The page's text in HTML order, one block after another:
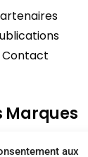
aux
Contact
Marques